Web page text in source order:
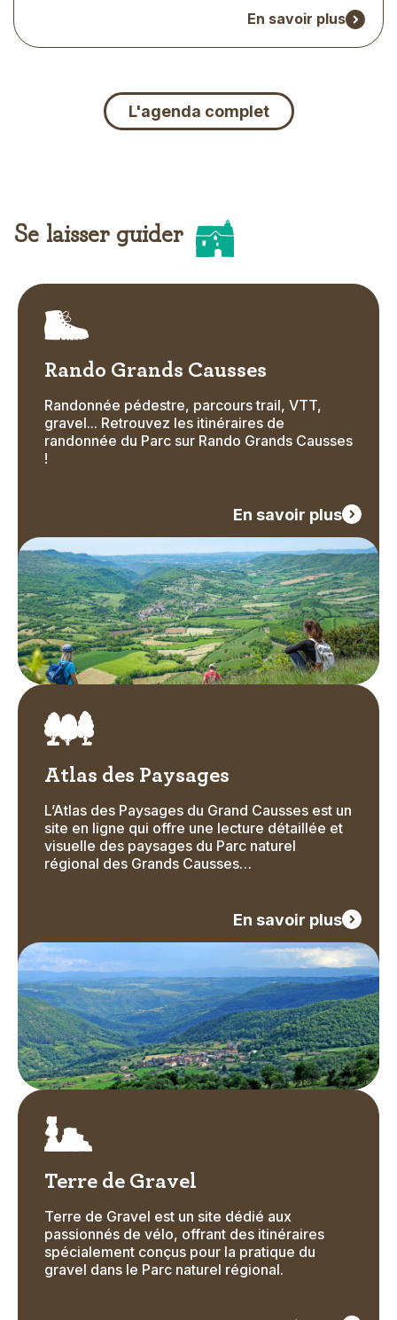
En savoir plus
L'agenda complet
Se laisser guider Title
Picto
Icon
Rando Grands Causses
Text
Randonnée pédestre, parcours trail, VTT,
gravel... Retrouvez les itinéraires de
randonnée du Parc sur Rando Grands Causses
!
En savoir plus
Image
Icon
Atlas des Paysages
Text
L’Atlas des Paysages du Grand Causses est un
site en ligne qui offre une lecture détaillée et
visuelle des paysages du Parc naturel
régional des Grands Causses…
En savoir plus
Image
Icon
Terre de Gravel
Text
Terre de Gravel est un site dédié aux
passionnés de vélo, offrant des itinéraires
spécialement conçus pour la pratique du
gravel dans le Parc naturel régional.